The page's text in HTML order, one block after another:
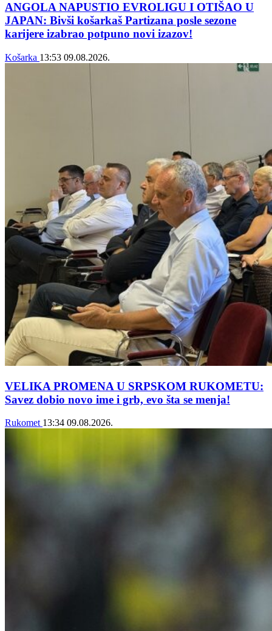
ANGOLA NAPUSTIO EVROLIGU I OTIŠAO U
JAPAN: Bivši košarkaš Partizana posle sezone
karijere izabrao potpuno novi izazov!
Košarka 13:53 09.08.2026.
VELIKA PROMENA U SRPSKOM RUKOMETU:
Savez dobio novo ime i grb, evo šta se menja!
Rukomet 13:34 09.08.2026.